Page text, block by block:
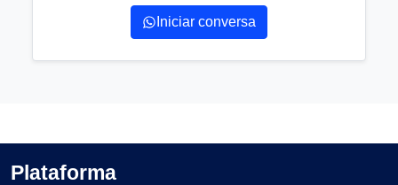
Iniciar conversa
Plataforma